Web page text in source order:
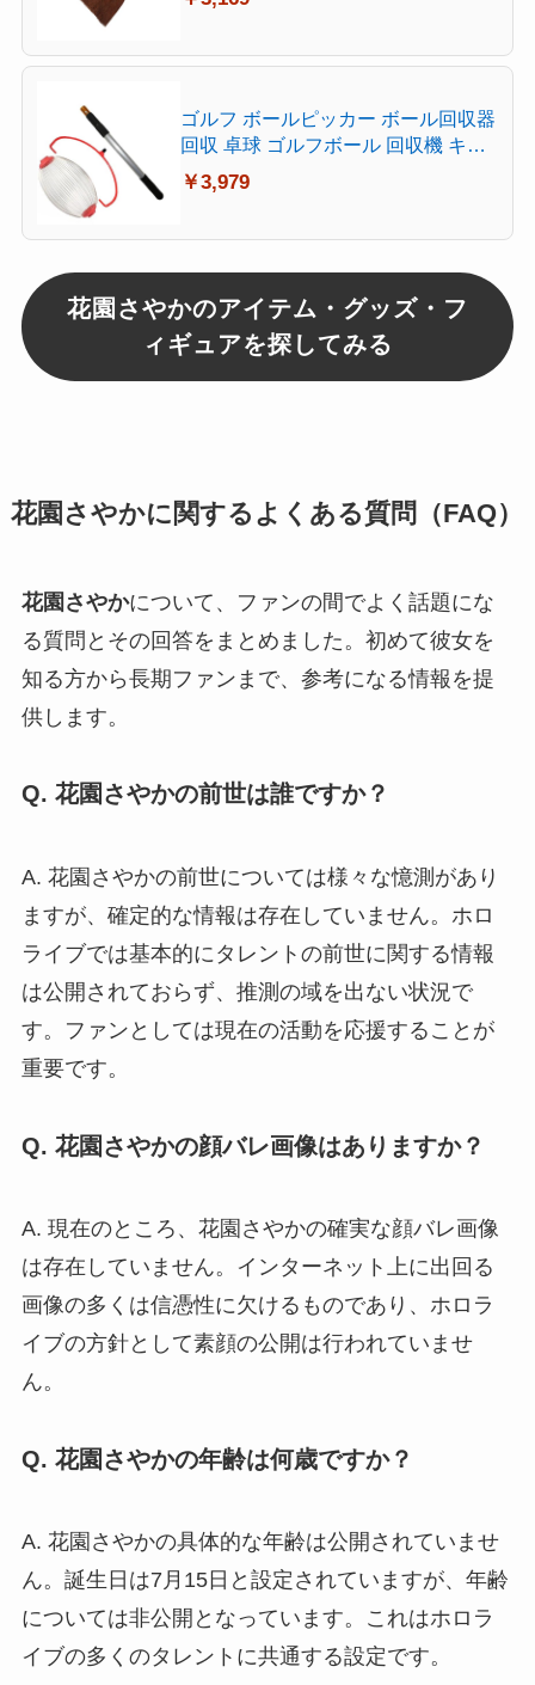
ゴルフ ボールピッカー ボール回収器
回収 卓球 ゴルフボール 回収機 キャ
ッチャー ボール拾い 球 ガーデン 栗
収穫 ハンドル付 dar-tamahiroi
￥3,979
花園さやかのアイテム・グッズ・フ
ィギュアを探してみる
花園さやかに関するよくある質問（FAQ）
花園さやかについて、ファンの間でよく話題にな
る質問とその回答をまとめました。初めて彼女を
知る方から長期ファンまで、参考になる情報を提
供します。
Q. 花園さやかの前世は誰ですか？
A. 花園さやかの前世については様々な憶測があり
ますが、確定的な情報は存在していません。ホロ
ライブでは基本的にタレントの前世に関する情報
は公開されておらず、推測の域を出ない状況で
す。ファンとしては現在の活動を応援することが
重要です。
Q. 花園さやかの顔バレ画像はありますか？
A. 現在のところ、花園さやかの確実な顔バレ画像
は存在していません。インターネット上に出回る
画像の多くは信憑性に欠けるものであり、ホロラ
イブの方針として素顔の公開は行われていませ
ん。
Q. 花園さやかの年齢は何歳ですか？
A. 花園さやかの具体的な年齢は公開されていませ
ん。誕生日は7月15日と設定されていますが、年齢
については非公開となっています。これはホロラ
イブの多くのタレントに共通する設定です。